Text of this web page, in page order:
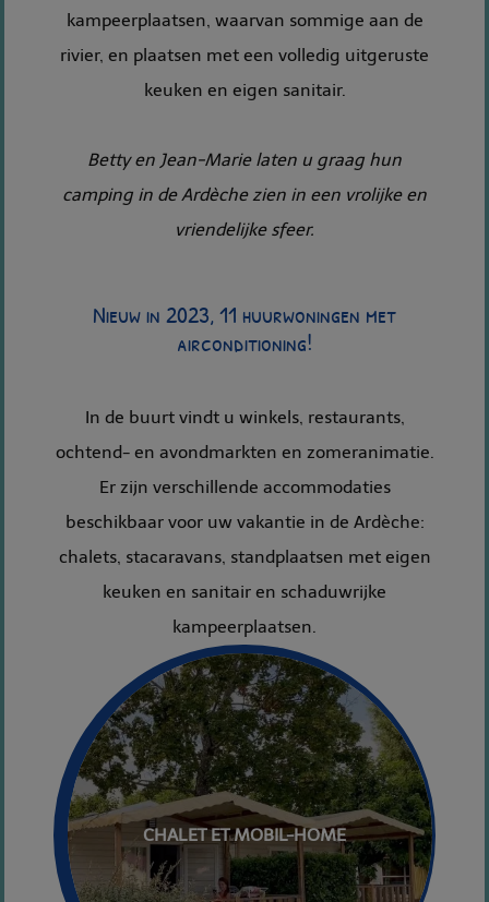
kampeerplaatsen, waarvan sommige aan de
rivier, en plaatsen met een volledig uitgeruste
keuken en eigen sanitair.
Betty en Jean-Marie laten u graag hun
camping in de Ardèche zien in een vrolijke en
vriendelijke sfeer.
Nieuw in 2023, 11 huurwoningen met
airconditioning!
In de buurt vindt u winkels, restaurants,
ochtend- en avondmarkten en zomeranimatie.
Er zijn verschillende accommodaties
beschikbaar voor uw vakantie in de Ardèche:
chalets, stacaravans, standplaatsen met eigen
keuken en sanitair en schaduwrijke
kampeerplaatsen.
CHALET ET MOBIL-HOME